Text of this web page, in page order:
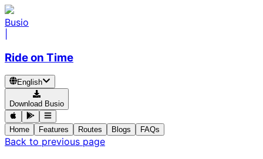
Busio
Ride on Time
English
Download Busio
Home Features Routes Blogs FAQs
Back to previous page